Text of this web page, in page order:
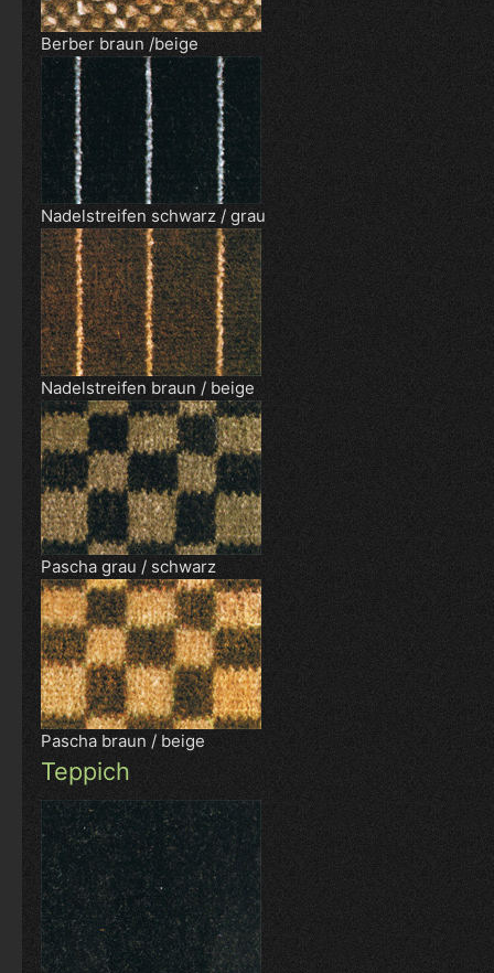
Berber braun /beige
Nadelstreifen schwarz / grau
Nadelstreifen braun / beige
Pascha grau / schwarz
Pascha braun / beige
Teppich